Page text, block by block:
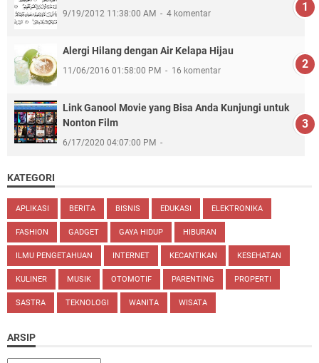
9/19/2012 11:38:00 AM 4 komentar
Alergi Hilang dengan Air Kelapa Hijau
11/06/2016 01:58:00 PM 16 komentar
Link Ganool Movie yang Bisa Anda Kunjungi untuk
Nonton Film
6/17/2020 04:07:00 PM
KATEGORI
APLIKASI BERITA BISNIS EDUKASI ELEKTRONIKA
FASHION GADGET GAYA HIDUP HIBURAN
ILMU PENGETAHUAN INTERNET KECANTIKAN KESEHATAN
KULINER MUSIK OTOMOTIF PARENTING PROPERTI
SASTRA TEKNOLOGI WANITA WISATA
ARSIP